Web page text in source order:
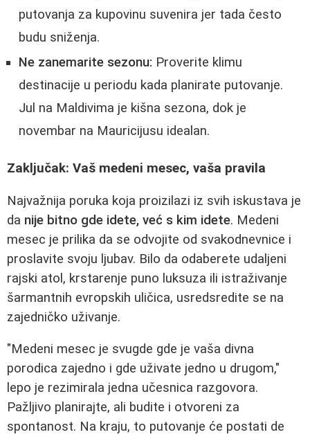
putovanja za kupovinu suvenira jer tada često
budu sniženja.
Ne zanemarite sezonu: Proverite klimu
destinacije u periodu kada planirate putovanje.
Jul na Maldivima je kišna sezona, dok je
novembar na Mauricijusu idealan.
Zaključak: Vaš medeni mesec, vaša pravila
Najvažnija poruka koja proizilazi iz svih iskustava je
da nije bitno gde idete, već s kim idete. Medeni
mesec je prilika da se odvojite od svakodnevnice i
proslavite svoju ljubav. Bilo da odaberete udaljeni
rajski atol, krstarenje puno luksuza ili istraživanje
šarmantnih evropskih uličica, usredsredite se na
zajedničko uživanje.
"Medeni mesec je svugde gde je vaša divna
porodica zajedno i gde uživate jedno u drugom,"
lepo je rezimirala jedna učesnica razgovora.
Pažljivo planirajte, ali budite i otvoreni za
spontanost. Na kraju, to putovanje će postati de